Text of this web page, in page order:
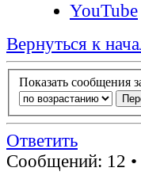
YouTube
Вернуться к
Показать сообщения
Ответить
Сообщений: 12 •